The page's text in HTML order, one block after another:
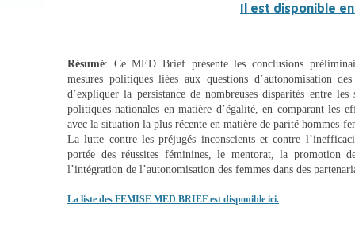
Il est disponible
Résumé: Ce MED Brief présente les conclusions
mesures politiques liées aux questions d’autonomisation
d’expliquer la persistance de nombreuses disparités entre
politiques nationales en matière d’égalité, en comparant les
avec la situation la plus récente en matière de parité hommes-
La lutte contre les préjugés inconscients et contre
portée des réussites féminines, le mentorat, la promotion
l’intégration de l’autonomisation des femmes dans des
La liste des FEMISE MED BRIEF est disponible ici.